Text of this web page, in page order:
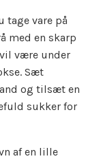
tage vare på
med en skarp
være under
Sæt
og tilsæt en
sukker for
af en lille